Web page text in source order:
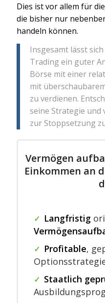
Dies ist vor allem für
die bisher nur
handeln können.
Insgesamt lässt
Trading ein guter
Börse mit einer
mit
zu verdienen.
seine Strategie und
zur Stoppsetzung
Vermögen
Einkommen an
✓ Langfristig
✓ Profitable,
✓ Staatlich